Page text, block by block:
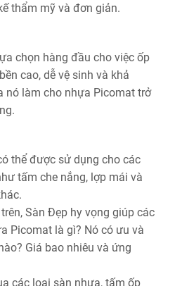
thẩm mỹ và đơn giản.
chọn hàng đầu cho việc ốp
cao, dễ vệ sinh và khả
nó làm cho nhựa Picomat trở
thể được sử dụng cho các
tấm che nắng, lợp mái và
Sàn Đẹp hy vọng giúp các
Picomat là gì? Nó có ưu và
Giá bao nhiêu và ứng
các loại sàn nhựa, tấm ốp